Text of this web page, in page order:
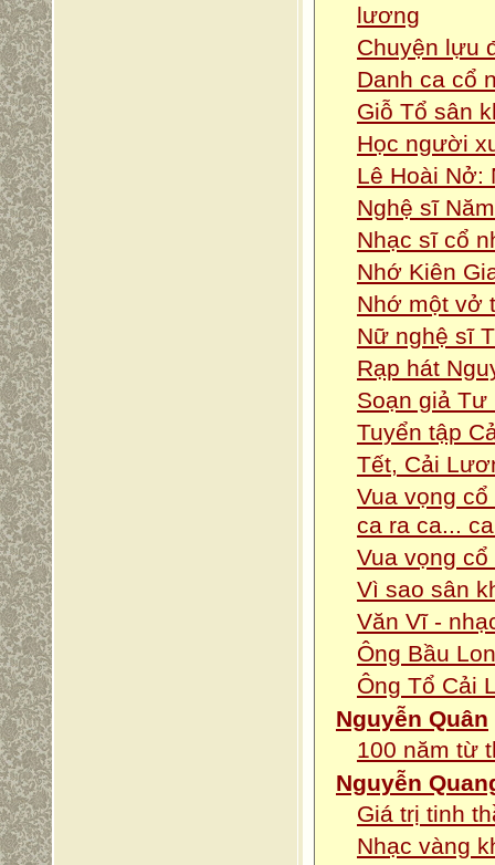
lương
Chuyện lựu
Danh ca cổ
Giỗ Tổ sân
Học người
Lê Hoài Nở:
Nghệ sĩ
Nhạc sĩ cổ
Nhớ Kiên
Nhớ một vở
Nữ nghệ sĩ
Rạp hát
Soạn giả
Tuyển tập
Tết, Cải
Vua vọng
ca ra ca...
Vua vọng
Vì sao sân
Văn Vĩ -
Ông Bầu
Ông Tổ Cải
Nguyễn Quân
100 năm từ
Nguyễn
Giá trị tinh
Nhạc vàng